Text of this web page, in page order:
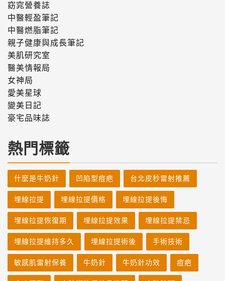
窈窕營養誌
中醫輕盈筆記
中醫燃脂筆記
親子健康與成長筆記
美肌研究室
醫美情報局
女神局
愛美星球
變美日記
豪宅品味誌
熱門標籤
什麼是牛奶針 凹陷型痘疤 台北皮秒雷射推薦
埋線拉提 埋線拉提價格 埋線拉提後悔
埋線拉提恢復期 埋線拉提效果 埋線拉提禁忌
埋線拉提維持多久 埋線拉提術後 手術技術
敏感肌雷射保養 牛奶針 牛奶針功效 痘疤